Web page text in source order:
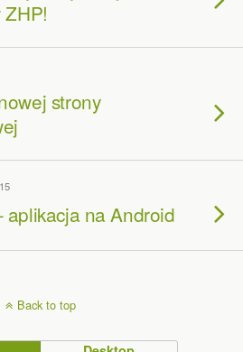
strony
aplikacja na Android
Back to top